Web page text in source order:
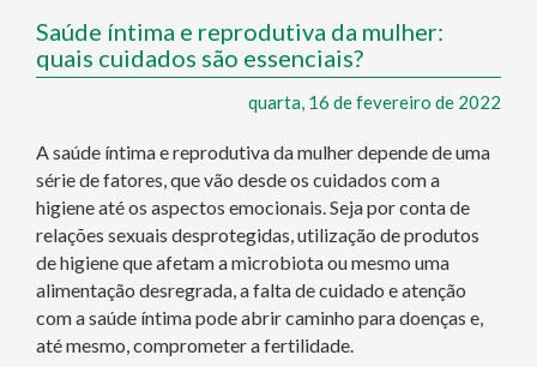
Saúde íntima e reprodutiva da mulher:
quais cuidados são essenciais?
quarta, 16 de fevereiro de 2022
A saúde íntima e reprodutiva da mulher depende de uma
série de fatores, que vão desde os cuidados com a
higiene até os aspectos emocionais. Seja por conta de
relações sexuais desprotegidas, utilização de produtos
de higiene que afetam a microbiota ou mesmo uma
alimentação desregrada, a falta de cuidado e atenção
com a saúde íntima pode abrir caminho para doenças e,
até mesmo, comprometer a fertilidade.